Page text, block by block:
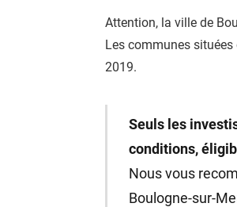
Attention, la ville de
Les communes
2019.
Seuls les
conditions,
Nous vous
Boulogne-sur-